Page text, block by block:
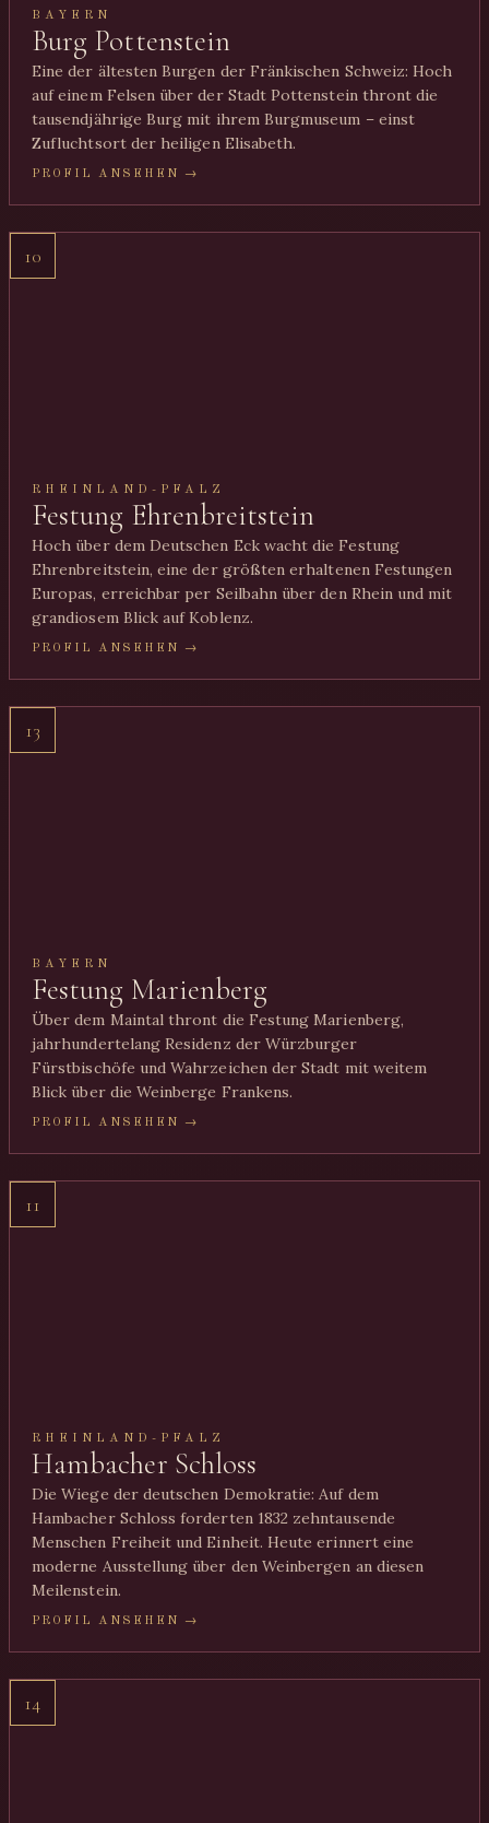
BAYERN
Burg Pottenstein
Eine der ältesten Burgen der Fränkischen Schweiz: Hoch
auf einem Felsen über der Stadt Pottenstein thront die
tausendjährige Burg mit ihrem Burgmuseum – einst
Zufluchtsort der heiligen Elisabeth.
PROFIL ANSEHEN →
10
RHEINLAND-PFALZ
Festung Ehrenbreitstein
Hoch über dem Deutschen Eck wacht die Festung
Ehrenbreitstein, eine der größten erhaltenen Festungen
Europas, erreichbar per Seilbahn über den Rhein und mit
grandiosem Blick auf Koblenz.
PROFIL ANSEHEN →
13
BAYERN
Festung Marienberg
Über dem Maintal thront die Festung Marienberg,
jahrhundertelang Residenz der Würzburger
Fürstbischöfe und Wahrzeichen der Stadt mit weitem
Blick über die Weinberge Frankens.
PROFIL ANSEHEN →
11
RHEINLAND-PFALZ
Hambacher Schloss
Die Wiege der deutschen Demokratie: Auf dem
Hambacher Schloss forderten 1832 zehntausende
Menschen Freiheit und Einheit. Heute erinnert eine
moderne Ausstellung über den Weinbergen an diesen
Meilenstein.
PROFIL ANSEHEN →
14